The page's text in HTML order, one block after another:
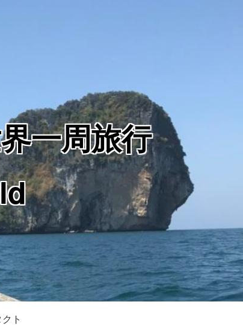
一周旅行
ト